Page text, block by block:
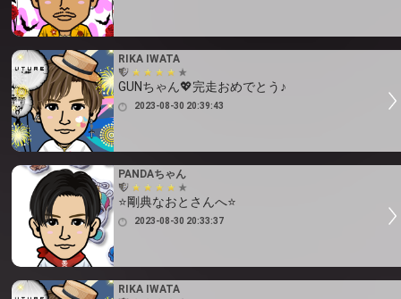
RIKA IWATA
GUNちゃん💖完走おめでとう♪
2023-08-30 20:39:43
PANDAちゃん
⭐剛典なおとさんへ⭐
2023-08-30 20:33:37
RIKA IWATA